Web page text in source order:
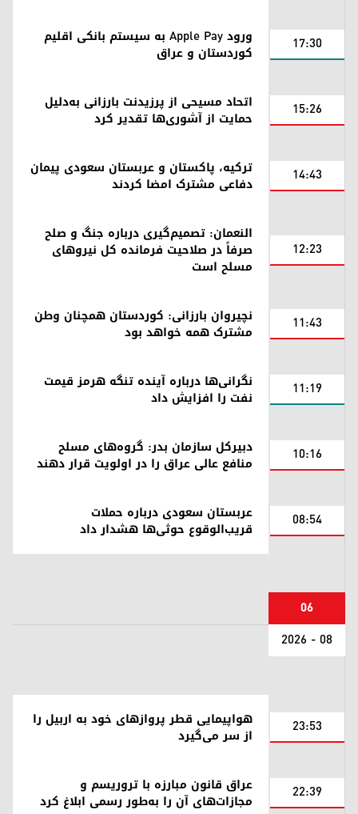
17:30 ورود Apple Pay به سیستم بانکی اقلیم
کوردستان و عراق
15:26 اتحاد مسیحی از پرزیدنت بارزانی به‌دلیل
حمایت از آشوری‌ها تقدیر کرد
14:43 ترکیه، پاکستان و عربستان سعودی پیمان
دفاعی مشترک امضا کردند
12:23
النعمان: تصمیم‌گیری درباره جنگ و صلح
صرفاً در صلاحیت فرمانده کل نیروهای
مسلح است
11:43 نچیروان بارزانی: کوردستان همچنان وطن
مشترک همه خواهد بود
11:19 نگرانی‌ها درباره آینده تنگه هرمز قیمت
نفت را افزایش داد
10:16 دبیرکل سازمان بدر: گروه‌های مسلح
منافع عالی عراق را در اولویت قرار دهند
08:54 عربستان سعودی درباره حملات
قریب‌الوقوع حوثی‌ها هشدار داد
06
08 - 2026
23:53 هواپیمایی قطر پروازهای خود به اربیل را
از سر می‌گیرد
22:39 عراق قانون مبارزه با تروریسم و
مجازات‌های آن را به‌طور رسمی ابلاغ کرد